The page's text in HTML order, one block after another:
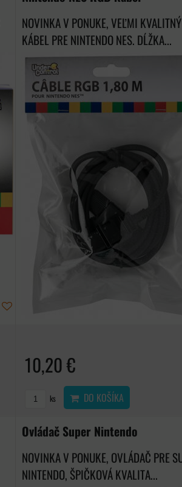
NOVINKA V PONUKE, VEĽMI
KÁBEL PRE NINTENDO NES. DĹŽKA...
10,20 €
ks DO KOŠÍKA
Ovládač Super Nintendo
NOVINKA V PONUKE, OVLÁDAČ PRE
NINTENDO, ŠPIČKOVÁ KVALITA...